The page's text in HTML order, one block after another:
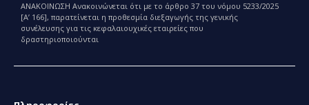
ΑΝΑΚΟΙΝΩΣΗ Ανακοινώνεται ότι με το άρθρο 37 του νόμου 5233/2025
[Α’ 166], παρατείνεται η προθεσμία διεξαγωγής της γενικής
συνέλευσης για τις κεφαλαιουχικές εταιρείες που
δραστηριοποιούνται